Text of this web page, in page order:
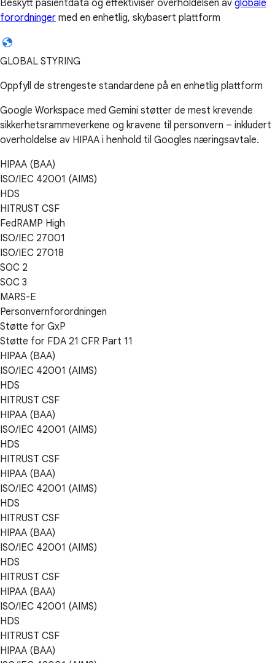
Beskytt pasientdata og effektiviser overholdelsen av globale
forordninger med en enhetlig, skybasert plattform
GLOBAL STYRING
Oppfyll de strengeste standardene på en enhetlig plattform
Google Workspace med Gemini støtter de mest krevende
sikkerhetsrammeverkene og kravene til personvern – inkludert
overholdelse av HIPAA i henhold til Googles næringsavtale.
HIPAA (BAA)
ISO/IEC 42001 (AIMS)
HDS
HITRUST CSF
FedRAMP High
ISO/IEC 27001
ISO/IEC 27018
SOC 2
SOC 3
MARS-E
Personvernforordningen
Støtte for GxP
Støtte for FDA 21 CFR Part 11
HIPAA (BAA)
ISO/IEC 42001 (AIMS)
HDS
HITRUST CSF
HIPAA (BAA)
ISO/IEC 42001 (AIMS)
HDS
HITRUST CSF
HIPAA (BAA)
ISO/IEC 42001 (AIMS)
HDS
HITRUST CSF
HIPAA (BAA)
ISO/IEC 42001 (AIMS)
HDS
HITRUST CSF
HIPAA (BAA)
ISO/IEC 42001 (AIMS)
HDS
HITRUST CSF
HIPAA (BAA)